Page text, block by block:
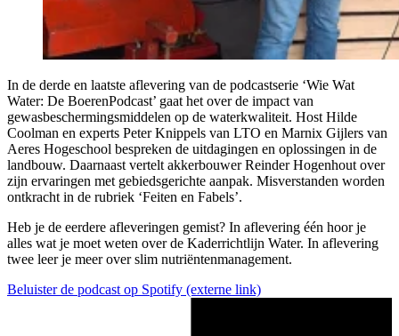
In de derde en laatste aflevering van de podcastserie ‘Wie Wat
Water: De BoerenPodcast’ gaat het over de impact van
gewasbeschermingsmiddelen op de waterkwaliteit. Host Hilde
Coolman en experts Peter Knippels van LTO en Marnix Gijlers van
Aeres Hogeschool bespreken de uitdagingen en oplossingen in de
landbouw. Daarnaast vertelt akkerbouwer Reinder Hogenhout over
zijn ervaringen met gebiedsgerichte aanpak. Misverstanden worden
ontkracht in de rubriek ‘Feiten en Fabels’.
Heb je de eerdere afleveringen gemist? In aflevering één hoor je
alles wat je moet weten over de Kaderrichtlijn Water. In aflevering
twee leer je meer over slim nutriëntenmanagement.
Beluister de podcast op Spotify (externe link)